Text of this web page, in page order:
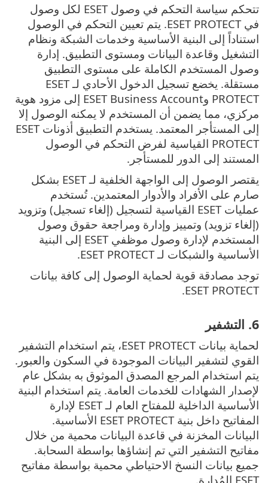
تتحكم سياسة التحكم في وصول ESET لكل وصول
في ESET PROTECT. يتم تعيين التحكم في الوصول
استناداً إلى البنية الأساسية وخدمات الشبكة ونظام
التشغيل وقاعدة البيانات ومستوى التطبيق. إدارة
وصول المستخدم الكاملة على مستوى التطبيق
مستقلة. يخضع تسجيل الدخول الأحادي لـ ESET
PROTECT وESET Business Account إلى مزود هوية
مركزي، مما يضمن أن المستخدم لا يمكنه الوصول إلا
إلى المستأجر المعتمد. يستخدم التطبيق أذونات ESET
PROTECT القياسية لفرض التحكم في الوصول
المستند إلى الدور للمستأجر.
يقتصر الوصول إلى الواجهة الخلفية لـ ESET بشكل
صارم على الأفراد والأدوار المعتمدين. تُستخدم
عمليات ESET القياسية لتسجيل (إلغاء تسجيل) وتزويد
(إلغاء تزويد) وتمييز وإدارة ومراجعة حقوق وصول
المستخدم لإدارة وصول موظفي ESET إلى البنية
الأساسية والشبكات لـ ESET PROTECT.
توجد مصادقة قوية لحماية الوصول إلى كافة بيانات
ESET PROTECT.
6. التشفير
لحماية بيانات ESET PROTECT، يتم استخدام التشفير
القوي لتشفير البيانات الموجودة في السكون والعبور.
يتم استخدام المرجع المصدق الموثوق به بشكل عام
لإصدار الشهادات للخدمات العامة. يتم استخدام البنية
الأساسية الداخلية للمفتاح العام لـ ESET لإدارة
المفاتيح داخل بنية ESET PROTECT الأساسية.
البيانات المخزنة في قاعدة البيانات محمية من خلال
مفاتيح التشفير التي تم إنشاؤها بواسطة السحابة.
جميع بيانات النسخ الاحتياطي محمية بواسطة مفاتيح
ESET المُدارة.